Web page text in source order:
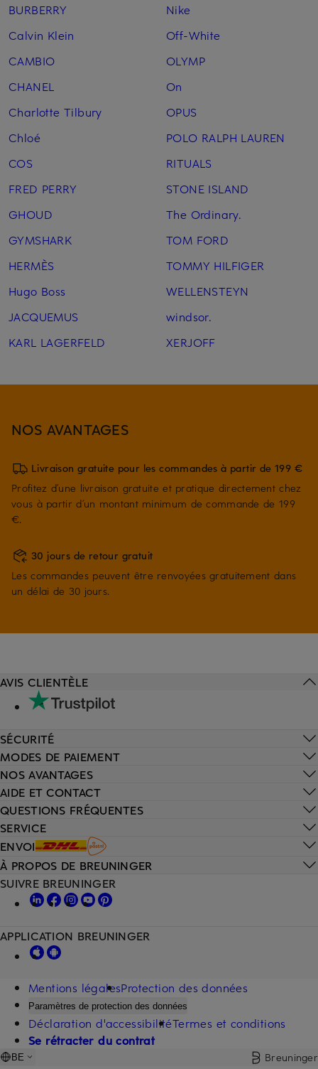
BURBERRY
Calvin Klein
CAMBIO
CHANEL
Charlotte Tilbury
Chloé
COS
FRED PERRY
GHOUD
GYMSHARK
HERMÈS
Hugo Boss
JACQUEMUS
KARL LAGERFELD
Nike
Off-White
OLYMP
On
OPUS
POLO RALPH LAUREN
RITUALS
STONE ISLAND
The Ordinary.
TOM FORD
TOMMY HILFIGER
WELLENSTEYN
windsor.
XERJOFF
NOS AVANTAGES
Livraison gratuite pour les commandes à partir de 199 €
Profitez d’une livraison gratuite et pratique directement chez
vous à partir d’un montant minimum de commande de 199
€.
30 jours de retour gratuit
Les commandes peuvent être renvoyées gratuitement dans
un délai de 30 jours.
AIDE ET CONTACT
QUESTIONS FRÉQUENTES
SERVICE
ENVOI
AVIS CLIENTÈLE
SÉCURITÉ
MODES DE PAIEMENT
NOS AVANTAGES
À PROPOS DE BREUNINGER
SUIVRE BREUNINGER
APPLICATION BREUNINGER
Mentions légalesProtection des données
Paramètres de protection des données
Déclaration d'accessibilitéTermes et conditions
Se rétracter du contrat
BE Breuninger